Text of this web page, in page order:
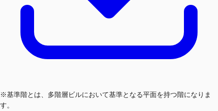
※基準階とは、多階層ビルにおいて基準となる平面を持つ階になりま
す。